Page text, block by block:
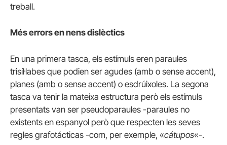
treball.
Més errors en nens dislèctics
En una primera tasca, els estímuls eren paraules
trisíl·labes que podien ser agudes (amb o sense accent),
planes (amb o sense accent) o esdrúixoles. La segona
tasca va tenir la mateixa estructura però els estímuls
presentats van ser pseudoparaules -paraules no
existents en espanyol però que respecten les seves
regles grafotácticas -com, per exemple, «cátupos«-.